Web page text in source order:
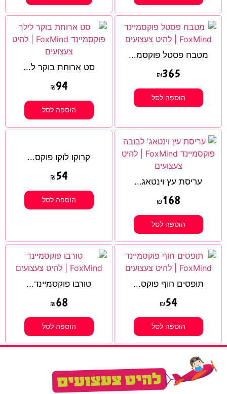
מטבח פסטל פוקסמ...
₪365
הוספה לסל
סט ארוחת בוקר ל...
₪94
הוספה לסל
עריסת עץ וינטאג...
₪ 168
הוספה לסל
קרוקו לוקו פוקס...
₪ 54
הוספה לסל
תופסים חוף פוקס...
₪ 54
הוספה לסל
טורבו פוקסמיינד...
₪68
הוספה לסל